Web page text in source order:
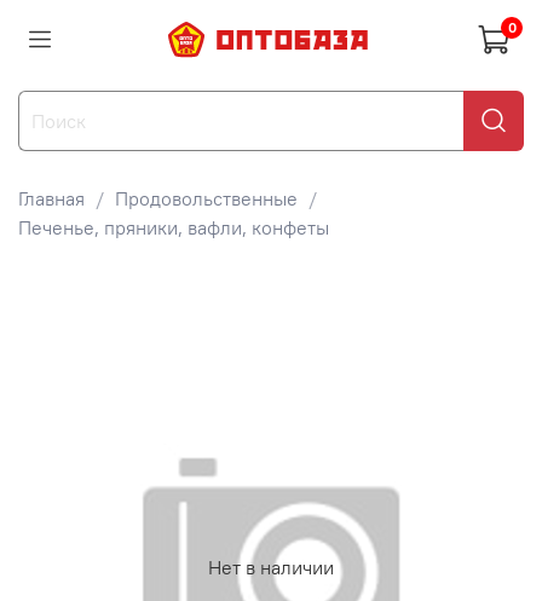
0
Главная
Продовольственные
Печенье, пряники, вафли, конфеты
Нет в наличии